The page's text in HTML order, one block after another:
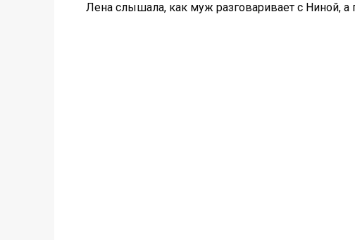
Лена слышала, как муж разговаривает с Ниной,